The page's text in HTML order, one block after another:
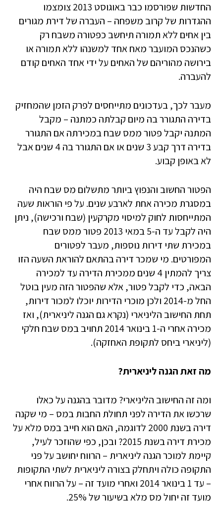
החדשות שפורסמו כבר באוגוסט 2013 צומצמו
ההגדרות של קרוב משפחה – העברה של דירת מגורים
בין אחים ללא תמורה תיחשב כפטורה משבח רק
כשהנכס המועבר מאח אחד למשנהו ללא תמורה או
בירושה מהוריהם של האחים על ידי אחד האחים קודם
להעברה.
מעבר לכך, בעדכונים מתייחסים לפרק הזמן שהמחזיק
בדירה התגורר בה מיום קבלתה כמתנה – מקבל
המתנה יקבל פטור ממס שבח במכירתה אם התגורר
בדירה דרך קבע 3 שנים או אם התגורר בה 4 שנים אבל
לא באופן קבוע.
הפטור החשוב והנפוץ ביותר מתשלום מס שבח היה
במסגרת מכירה אחת לארבע שנים. על פי הוראות שעה
המתייחסות לחוק למיסוי מקרקעין (שבח ורכישה), ניתן
היה לקבל עד ה-5 במאי 2013 פטור ממס שבח
במכירת שתי דירות נוספות, מעבר לפטורים
המפורטים. מי שמכר דירה בהתאם להוראת השעה הזו
צריך להמתין 4 שנים ממכירת הדירה עד למכירה
הבאה, כדי לקבל פטור, אלא שהפטור הזה מעין בוטל
החל מ-2014 ולכן מוכרי הדירות יוכלו למכור דירות,
תחת החישוב הליניארי (נקרא גם הגנה ליניארית), ואז
מכירה אחרי ה-1 בינואר 2014 תחויב במס שבח חלקי
(ליניארי ביחס לתקופת האחזקה).
מה זאת הגנה ליניארית?
ומה זה החישוב הליניארי? מדובר בהגנה על כאלו
שרכשו את הדירה לפני תחולת החבות במס – מי שקנה
דירה בשנת 2000 לדוגמה, האם הוא חייב במס מלא על
מכירת דירה בשנת 2015? ובכן, כפי שהוזכר לעיל,
קיימת למוכר הגנה ליניארית – הרווח יחושב על פני
התקופה כולה ויתחלק בצורה ליניארית לשתי התקופות
– עד 1 בינואר 2014 ואחרי מועד זה – על הרווח אחרי
מועד זה יחול מס מלא בשיעור של 25%.